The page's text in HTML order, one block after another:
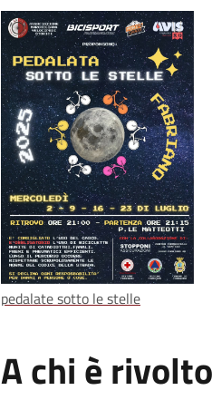
pedalate sotto le stelle
A chi è rivolto